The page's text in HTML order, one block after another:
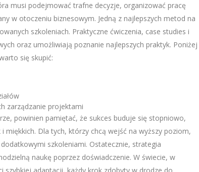
musi podejmować trafne decyzje, organizować pracę
w otoczeniu biznesowym. Jedną z najlepszych metod na
szkoleniach. Praktyczne ćwiczenia, case studies i
oraz umożliwiają poznanie najlepszych praktyk. Poniżej
się skupić:
zarządzanie projektami
powinien pamiętać, że sukces buduje się stopniowo,
Dla tych, którzy chcą wejść na wyższy poziom,
szkoleniami. Ostatecznie, strategia
naukę poprzez doświadczenie. W świecie, w